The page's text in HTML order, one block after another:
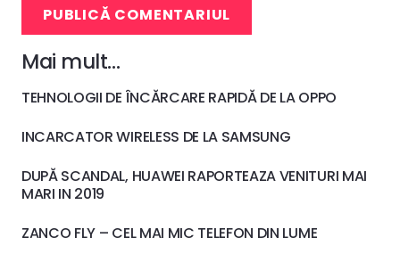
PUBLICĂ COMENTARIUL
Mai mult…
TEHNOLOGII DE ÎNCĂRCARE RAPIDĂ DE LA OPPO
INCARCATOR WIRELESS DE LA SAMSUNG
DUPĂ SCANDAL, HUAWEI RAPORTEAZA VENITURI MAI
MARI IN 2019
ZANCO FLY – CEL MAI MIC TELEFON DIN LUME